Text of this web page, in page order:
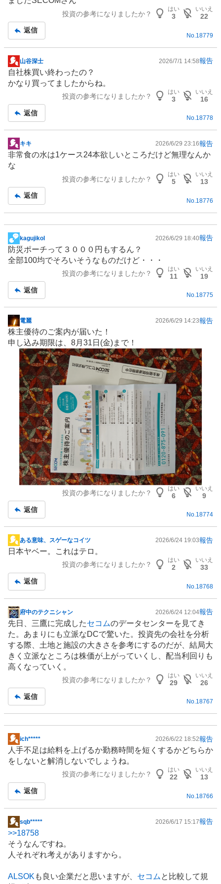
板
投資の参考になりましたか？
はい
3
いいえ
22
返信
No. 18779
掲
示
板
山谷深士 2026/7/1 14:58報告
自社株買い終わったの？
かなり買ってましたからね。
投資の参考になりましたか？
はい
3
いいえ
16
返信
No.18778
掲
示
板
キキ 2026/6/29 23:16報告
非常食の水は1ケース24本欲しいところだけど無理なんか
な
投資の参考になりましたか？
はい
5
いいえ
13
返信
No. 18776
掲
示
板
kagujikol 2026/6/29 18:40報告
防災ポーチって３０００円もするん？
全部100均でそろいそうなものだけど・・・
投資の参考になりましたか？
はい
11
いいえ
19
返信
No.18775
掲
示
板
電麗 2026/6/29 14:23報告
株主優待のご案内が届いた！
申し込み期限は、8月31日(金)まで！
投資の参考になりましたか？
はい
6
いいえ
9
返信
No.18774
掲
示
事
ある意味、スゲーなコイツ 2026/6/24 19:03報告
日本ヤベー。これはテロ。
投資の参考になりましたか？
はい
2
いいえ
33
返信
No. 18768
掲
示
板
記
事
府中のテクニシャン 2026/6/24 12:04報告
先日、三鷹に完成したセコムのデータセンターを見てき
た。あまりにも立派なDCで驚いた。投資先の会社を分析
する際、土地と施設の大きさを参考にするのだが、結局大
きく立派なところは株価が上がっていくし、配当利回りも
高くなっていく。
投資の参考になりましたか？
はい
29
いいえ
26
返信
No.18767
掲
示
板
ich***** 2026/6/22 18:52報告
人手不足は給料を上げるか勤務時間を短くするかどちらか
をしないと解消しないでしょうね。
投資の参考になりましたか？
はい
22
いいえ
13
返信
No. 18766
掲
示
板
記
sqb***** 2026/6/17 15:17報告
>>18758
そうなんですね。
人それぞれ考えがありますから。
ALSOK も良い企業だと思いますが、 セコム と比較して規